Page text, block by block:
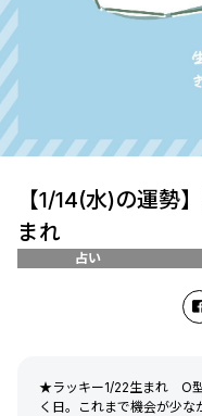
【1/14(水)の運勢
まれ
占い
★ラッキー1/22生まれ O型
く日。これまで機会が少